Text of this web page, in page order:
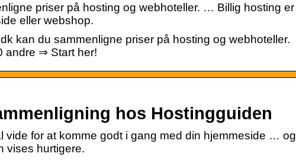
priser på hosting og webhoteller. … Billig hosting er
eller webshop.
kan du sammenligne priser på hosting og webhoteller.
andre ⇒ Start her!
hos Hostingguiden
for at komme godt i gang med din hjemmeside … og
vises hurtigere.